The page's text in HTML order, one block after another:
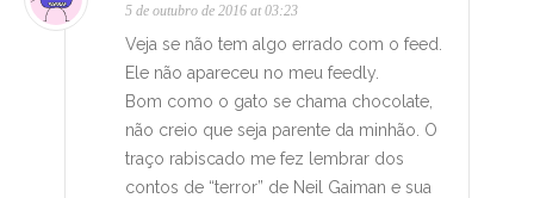
5 de outubro de 2016 at 03:23
Veja se não tem algo errado com o feed.
Ele não apareceu no meu feedly.
Bom como o gato se chama chocolate,
não creio que seja parente da minhão. O
traço rabiscado me fez lembrar dos
contos de “terror” de Neil Gaiman e sua